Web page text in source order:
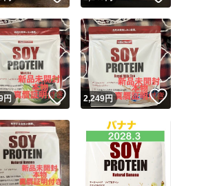
円 いいね！
2,249円